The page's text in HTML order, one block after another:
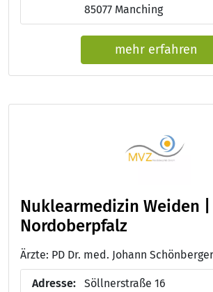
85077 Manching
mehr erfahren
Nuklearmedizin Weiden |
Nordoberpfalz
Adresse:
Söllnerstraße 16